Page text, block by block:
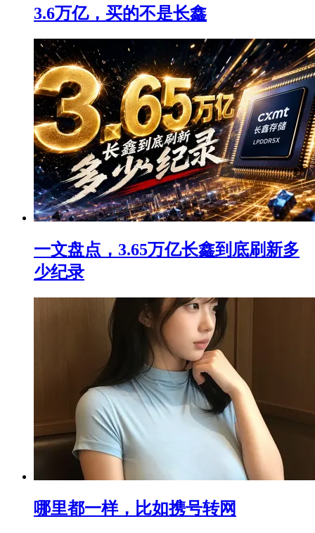
3.6万亿，买的不是长鑫
一文盘点，3.65万亿长鑫到底刷新多
少纪录
哪里都一样，比如携号转网